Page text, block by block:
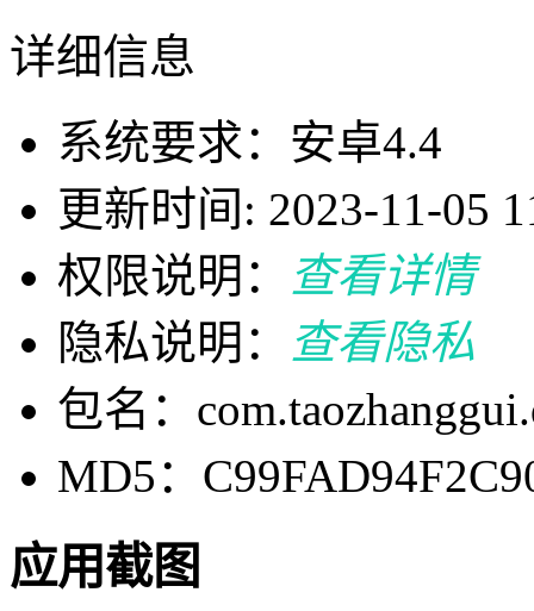
详细信息
系统要求：安卓4.4
更新时间: 2023-11-05
权限说明：
查看详情
隐私说明：
查看隐私
包名：
MD5：
应用截图